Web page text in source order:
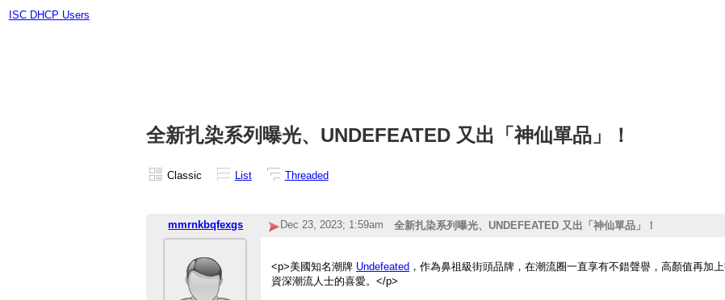
ISC DHCP Users
全新扎染系列曝光、UNDEFEATED 又出「神仙單品」！
Classic List Threaded
mmrnkbqfexgs Dec 23, 2023; 1:59am 全新扎染系列曝光、UNDEFEATED 又出「神仙單品」！
<p>美國知名潮牌 Undefeated ，作為鼻祖級街頭品牌，在潮流圈一直享有不錯聲譽，高顏值再加
資深潮流人士的喜愛。</p>